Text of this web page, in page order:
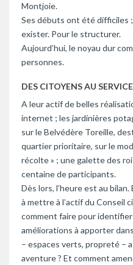
Montjoie.
Ses débuts ont été difficiles
exister. Pour le structurer.
Aujourd’hui, le noyau dur
personnes.
DES CITOYENS AU
A leur actif de belles
internet ; les jardinières
sur le Belvédère Toreille,
quartier prioritaire, sur le
récolte » ; une galette des
centaine de participants.
Dès lors, l’heure est au
à mettre à l’actif du Conseil
comment faire pour
améliorations à apporter
– espaces verts, propreté –
aventure ? Et comment